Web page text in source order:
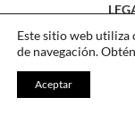
Este sitio web utiliza
de navegación.
Aceptar